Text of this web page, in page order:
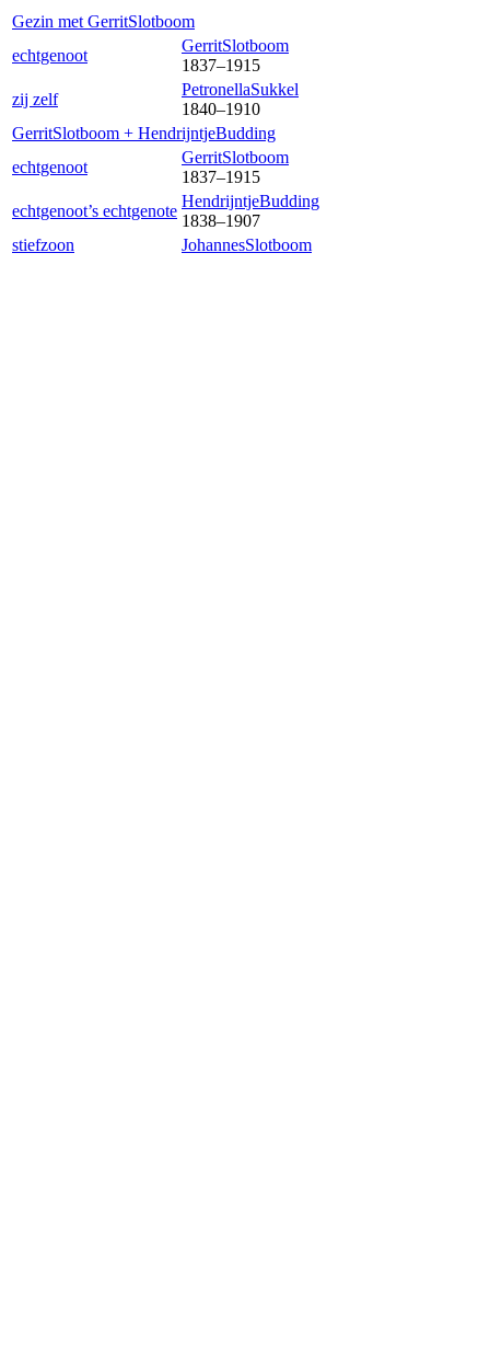
Gezin met GerritSlotboom
echtgenoot
GerritSlotboom
1837–1915
zij zelf
PetronellaSukkel
1840–1910
GerritSlotboom + HendrijntjeBudding
echtgenoot
GerritSlotboom
1837–1915
echtgenoot’s echtgenote
HendrijntjeBudding
1838–1907
stiefzoon
JohannesSlotboom